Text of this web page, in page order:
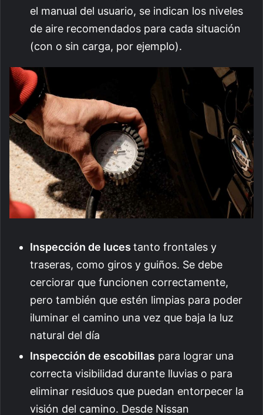
el manual del usuario, se indican los niveles
de aire recomendados para cada situación
(con o sin carga, por ejemplo).
Inspección de luces tanto frontales y
traseras, como giros y guiños. Se debe
cerciorar que funcionen correctamente,
pero también que estén limpias para poder
iluminar el camino una vez que baja la luz
natural del día
Inspección de escobillas para lograr una
correcta visibilidad durante lluvias o para
eliminar residuos que puedan entorpecer la
visión del camino. Desde Nissan